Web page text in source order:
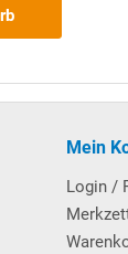
Handlauf
und im
Mein
Login /